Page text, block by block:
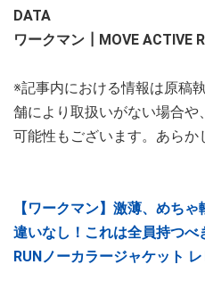
DATA
ワークマン┃MOVE ACTIVE
※記事内における情報は原稿
舗により取扱いがない場合
可能性もございます。あらか
【ワークマン】激薄、めち
違いなし！これは全員持つべ
RUNノーカラージャケット